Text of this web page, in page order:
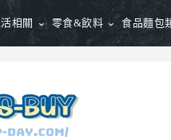
相關 零食&飲料 食品麵包